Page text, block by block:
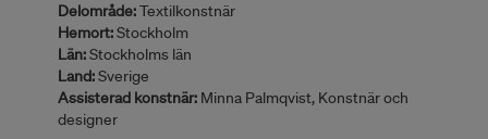
Delområde:Textilkonstnär
Hemort:Stockholm
Län:Stockholms län
Land:Sverige
Assisterad konstnär: Minna Palmqvist, Konstnär och
designer